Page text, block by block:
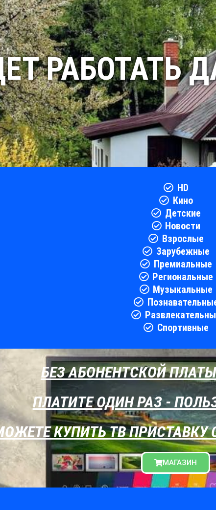
РАБОТАТЬ
HD
Кино
Детские
Новости
Взрослые
Зарубежные
Премиальные
Региональные
Музыкальные
Спортивные
БЕЗ АБОНЕНТСКОЙ
ПЛАТИТЕ ОДИН РАЗ -
КУПИТЬ ТВ
МАГАЗИН